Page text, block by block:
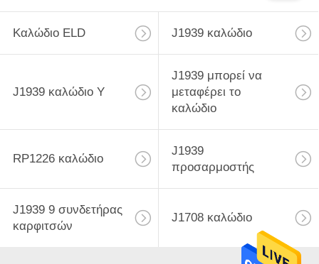
Καλώδιο ELD J1939 καλώδιο
J1939 καλώδιο Υ
J1939 μπορεί να
μεταφέρει το
καλώδιο
RP1226 καλώδιο
J1939
προσαρμοστής
J1939 9 συνδετήρας
καρφιτσών
J1708 καλώδιο